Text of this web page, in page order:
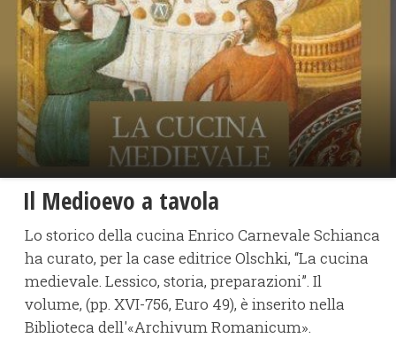
Il Medioevo a tavola
Lo storico della cucina Enrico Carnevale Schianca
ha curato, per la case editrice Olschki, “La cucina
medievale. Lessico, storia, preparazioni”. Il
volume, (pp. XVI-756, Euro 49), è inserito nella
Biblioteca dell'«Archivum Romanicum».